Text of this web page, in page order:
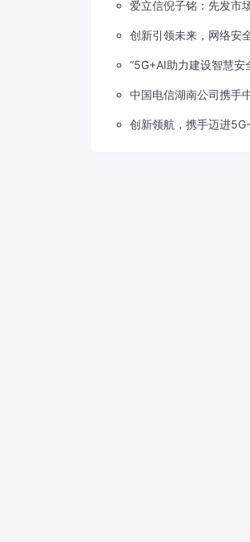
爱立信倪子铭：先发市
创新引领未来，网络安
“5G+AI助力建设智慧
中国电信湖南公司携手
创新领航，携手迈进